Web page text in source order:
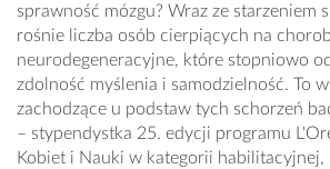
sprawność mózgu? Wraz ze starzeniem
rośnie liczba osób cierpiących na
neurodegeneracyjne, które stopniowo
zdolność myślenia i samodzielność. To
zachodzące u podstaw tych schorzeń
– stypendystka 25. edycji programu
Kobiet i Nauki w kategorii habilitacyjnej,